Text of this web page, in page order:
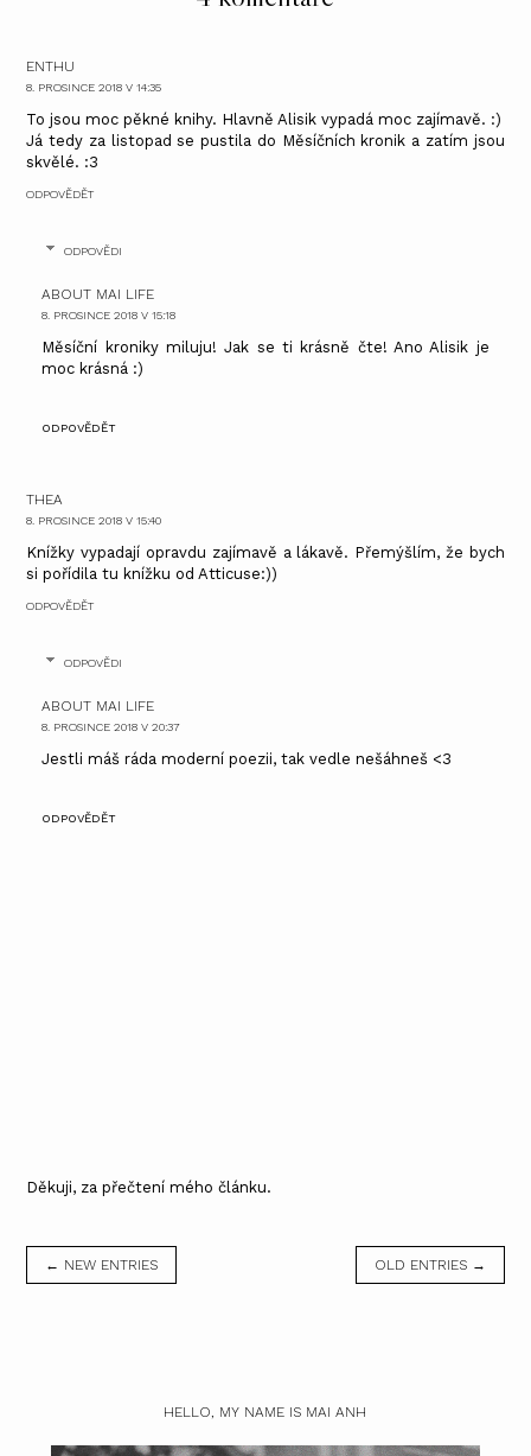
ENTHU
8. PROSINCE 2018 V 14:35
To jsou moc pěkné knihy. Hlavně Alisik vypadá moc zajímavě. :)
Já tedy za listopad se pustila do Měsíčních kronik a zatím jsou
skvělé. :3
ODPOVĚDĚT
ODPOVĚDI
ABOUT MAI LIFE
8. PROSINCE 2018 V 15:18
Měsíční kroniky miluju! Jak se ti krásně čte! Ano Alisik je
moc krásná :)
ODPOVĚDĚT
THEA
8. PROSINCE 2018 V 15:40
Knížky vypadají opravdu zajímavě a lákavě. Přemýšlím, že bych
si pořídila tu knížku od Atticuse:))
ODPOVĚDĚT
ODPOVĚDI
ABOUT MAI LIFE
8. PROSINCE 2018 V 20:37
Jestli máš ráda moderní poezii, tak vedle nešáhneš <3
ODPOVĚDĚT
Děkuji, za přečtení mého článku.
← NEW ENTRIES OLD ENTRIES →
HELLO, MY NAME IS MAI ANH